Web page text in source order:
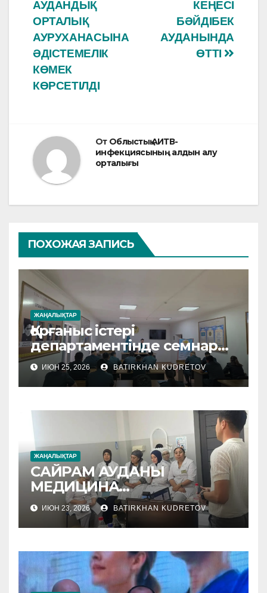
o
o
k
p
по
записям
КЕҢЕСІ
БӘЙДІБЕК
АУДАНЫНДА
ӨТТІ
АУДАНДЫҚ
ОРТАЛЫҚ
АУРУХАНАСЫНА
ӘДІСТЕМЕЛІК
КӨМЕК
КӨРСЕТІЛДІ
От Облыстық АИТВ-
инфекциясының алдын алу
орталығы
ПОХОЖАЯ ЗАПИСЬ
ЖАҢАЛЫҚТАР
Қорғаныс істері
департаментінде семнар
өтті
ИЮН 25, 2026 BATIRKHAN KUDRETOV
ЖАҢАЛЫҚТАР
САЙРАМ АУДАНЫ
МЕДИЦИНА
МЕКЕМЕЛЕРІНЕ
ӘДІСТЕМЕЛІК КӨМЕК
КӨРСЕТІЛУДЕ
ИЮН 23, 2026 BATIRKHAN KUDRETOV